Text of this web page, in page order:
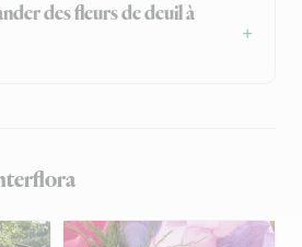
des fleurs de deuil à